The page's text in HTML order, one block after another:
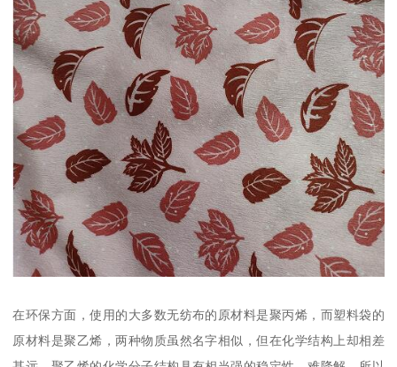
在环保方面，使用的大多数无纺布的原材料是聚丙烯，而塑料袋的
原材料是聚乙烯，两种物质虽然名字相似，但在化学结构上却相差